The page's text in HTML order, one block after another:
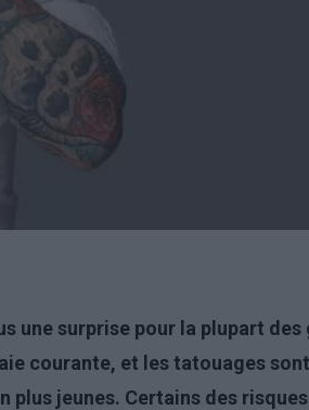
une surprise pour la plupart des
courante, et les tatouages
plus jeunes. Certains des